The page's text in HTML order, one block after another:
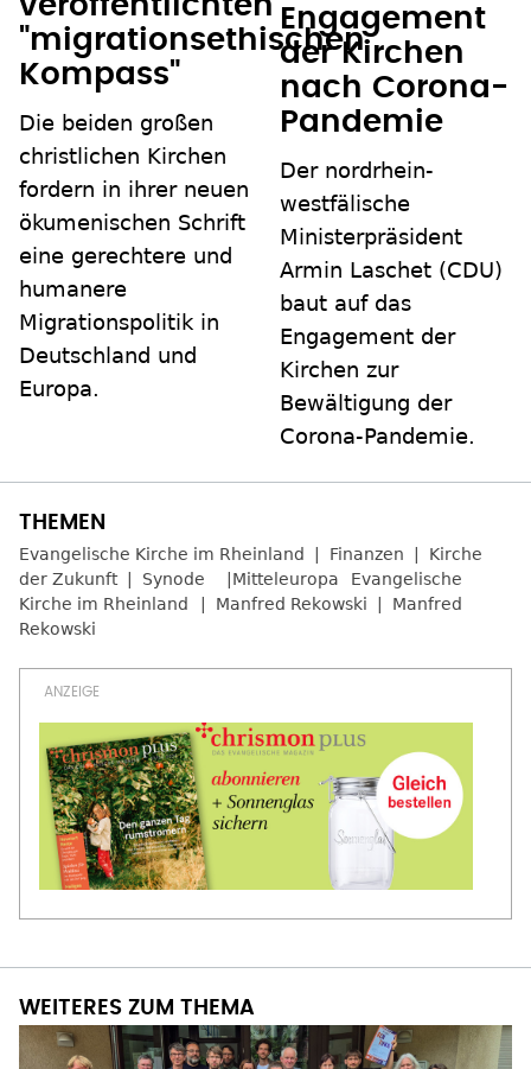
veröffentlichten
"migrationsethischen
Kompass"
Die beiden großen
christlichen Kirchen
fordern in ihrer neuen
ökumenischen Schrift
eine gerechtere und
humanere
Migrationspolitik in
Deutschland und
Europa.
Engagement
der Kirchen
nach Corona-
Pandemie
Der nordrhein-
westfälische
Ministerpräsident
Armin Laschet (CDU)
baut auf das
Engagement der
Kirchen zur
Bewältigung der
Corona-Pandemie.
Evangelische Kirche im Rheinland Finanzen
Kirche
der Zukunft
Synode Mitteleuropa
Evangelische
Kirche im Rheinland
Manfred Rekowski
Manfred
Rekowski
WEITERES ZUM THEMA